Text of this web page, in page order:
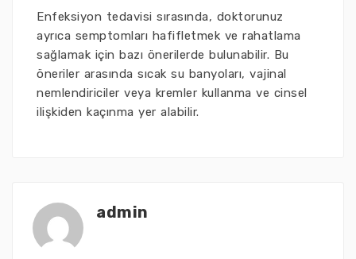
Enfeksiyon tedavisi sırasında, doktorunuz
ayrıca semptomları hafifletmek ve rahatlama
sağlamak için bazı önerilerde bulunabilir. Bu
öneriler arasında sıcak su banyoları, vajinal
nemlendiriciler veya kremler kullanma ve cinsel
ilişkiden kaçınma yer alabilir.
admin